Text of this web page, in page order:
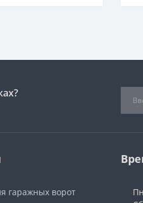
гаражных ворот